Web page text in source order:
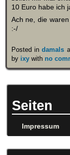
10 Euro habe ich
Ach ne, die
:-/
Posted indamals
by ixywith no
Seiten
Impressum